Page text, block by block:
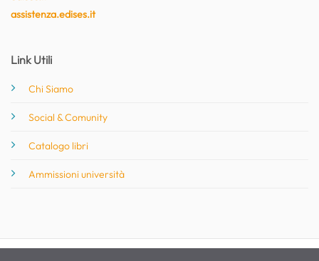
assistenza.edises.it
Link Utili
Chi Siamo
Social & Comunity
Catalogo libri
Ammissioni università